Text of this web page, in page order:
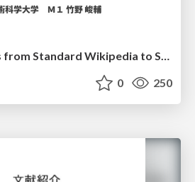
Aligning Sentences from Standard Wikipedia to Simple Wikipedia
0 250